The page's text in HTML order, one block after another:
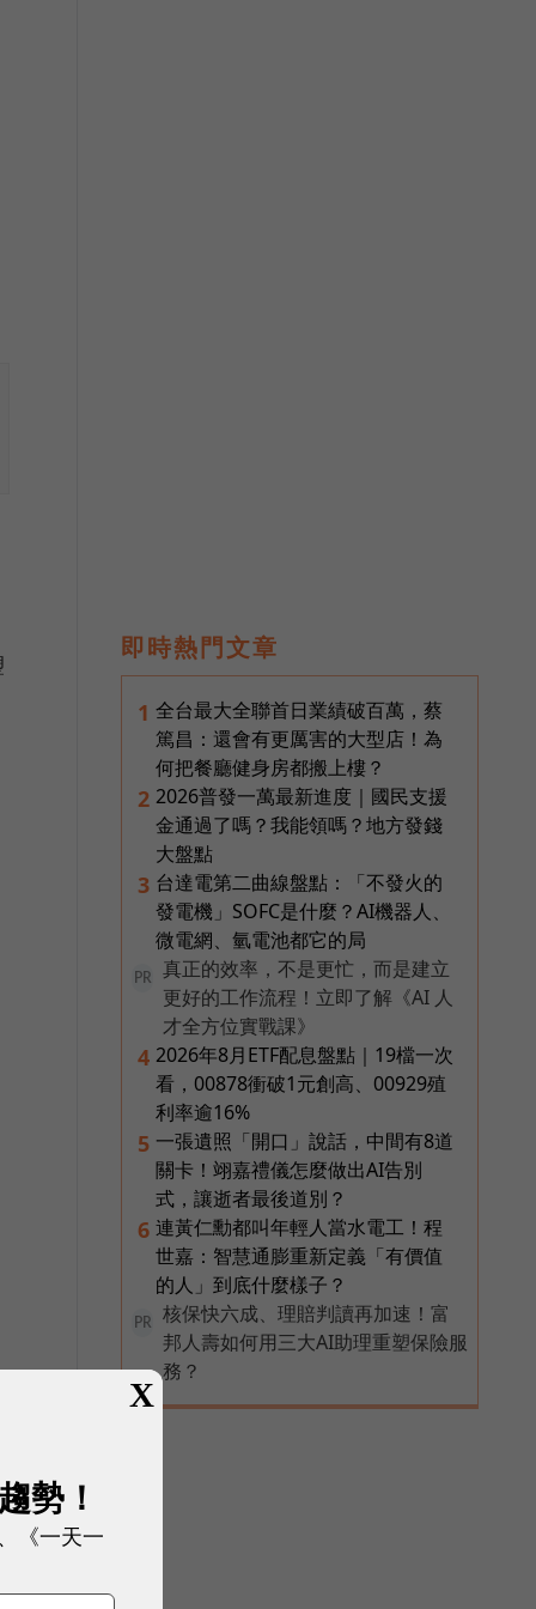
即時熱門文章
1 全台最大全聯首日業績破百萬，蔡
篤昌：還會有更厲害的大型店！為
何把餐廳健身房都搬上樓？
2 2026普發一萬最新進度｜國民支援
金通過了嗎？我能領嗎？地方發錢
大盤點
3 台達電第二曲線盤點：「不發火的
發電機」SOFC是什麼？AI機器人、
微電網、氫電池都它的局
PR
真正的效率，不是更忙，而是建立
更好的工作流程！立即了解《AI 人
才全方位實戰課》
4 2026年8月ETF配息盤點｜19檔一次
看，00878衝破1元創高、00929殖
利率逾16%
5 一張遺照「開口」說話，中間有8道
關卡！翊嘉禮儀怎麼做出AI告別
式，讓逝者最後道別？
6 連黃仁勳都叫年輕人當水電工！程
世嘉：智慧通膨重新定義「有價值
的人」到底什麼樣子？
PR
核保快六成、理賠判讀再加速！富
邦人壽如何用三大AI助理重塑保險服
務？
X
勢！
《一天一